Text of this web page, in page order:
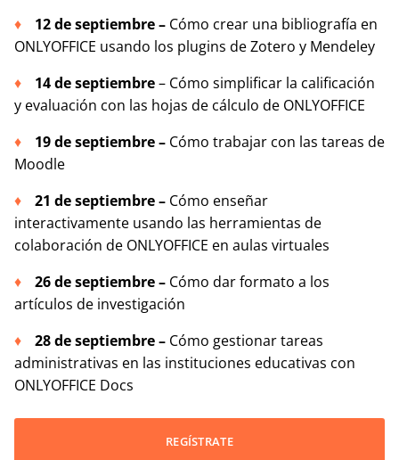
12 de septiembre– Cómo crear una bibliografía en
ONLYOFFICE usando los plugins de Zotero y Mendeley
14 de septiembre– Cómo simplificar la calificación
y evaluación con las hojas de cálculo de ONLYOFFICE
19 de septiembre– Cómo trabajar con las tareas de
Moodle
21 de septiembre– Cómo enseñar
interactivamente usando las herramientas de
colaboración de ONLYOFFICE en aulas virtuales
26 de septiembre– Cómo dar formato a los
artículos de investigación
28 de septiembre– Cómo gestionar tareas
administrativas en las instituciones educativas con
ONLYOFFICE Docs
REGÍSTRATE